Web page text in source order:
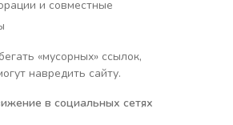
и совместные
«мусорных» ссылок,
навредить сайту.
в социальных сетях